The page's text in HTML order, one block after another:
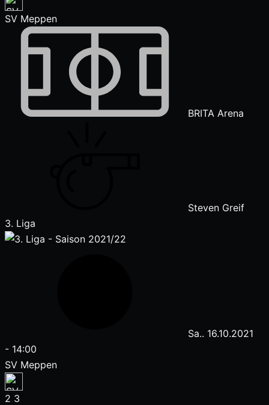
SV Meppen
BRITA Arena
Steven Greif
3. Liga
Sa.. 16.10.2021
- 14:00
SV Meppen
2 3